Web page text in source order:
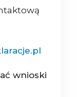
wnioski